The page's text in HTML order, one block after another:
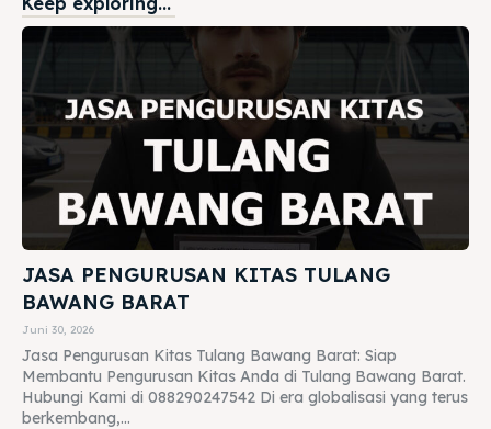
JASA PENGURUSAN KITAS TULANG
BAWANG BARAT
Juni 30, 2026
Jasa Pengurusan Kitas Tulang Bawang Barat: Siap
Membantu Pengurusan Kitas Anda di Tulang Bawang Barat.
Hubungi Kami di 088290247542 Di era globalisasi yang terus
berkembang,...